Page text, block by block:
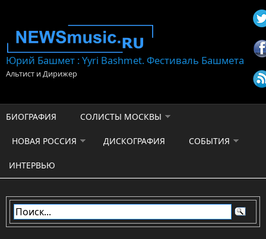
Юрий Башмет : Yyri Bashmet. Фестиваль Башмета
Альтист и Дирижер
БИОГРАФИЯ СОЛИСТЫ МОСКВЫ
НОВАЯ РОССИЯ ДИСКОГРАФИЯ СОБЫТИЯ
ИНТЕРВЬЮ